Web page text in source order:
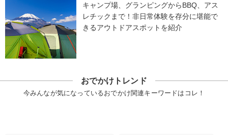
キャンプ場、グランピングからBBQ、アス
レチックまで！非日常体験を存分に堪能で
きるアウトドアスポットを紹介
おでかけトレンド
今みんなが気になっているおでかけ関連キーワードはコレ！